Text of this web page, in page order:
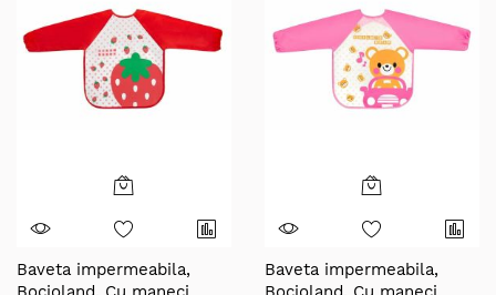
Baveta impermeabila,
Baveta impermeabila,